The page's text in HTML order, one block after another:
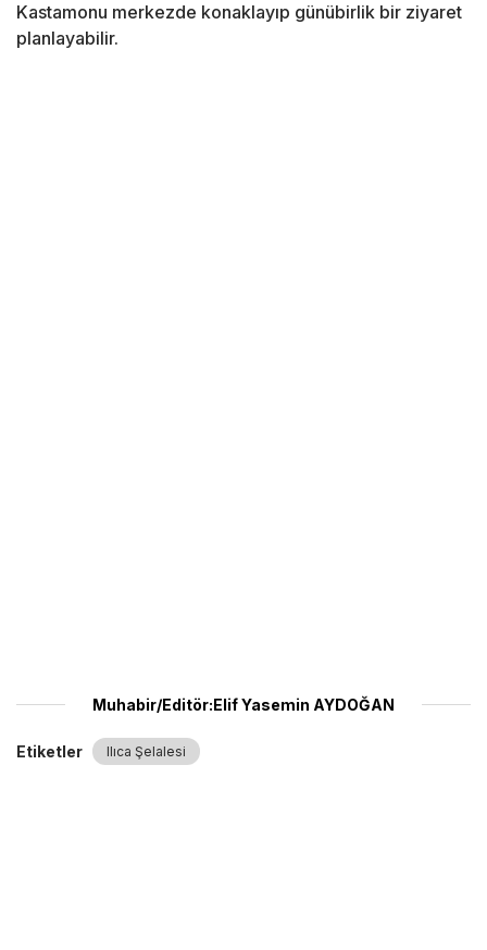
Kastamonu merkezde konaklayıp günübirlik bir ziyaret
planlayabilir.
Muhabir/Editör:Elif Yasemin AYDOĞAN
Etiketler Ilıca Şelalesi